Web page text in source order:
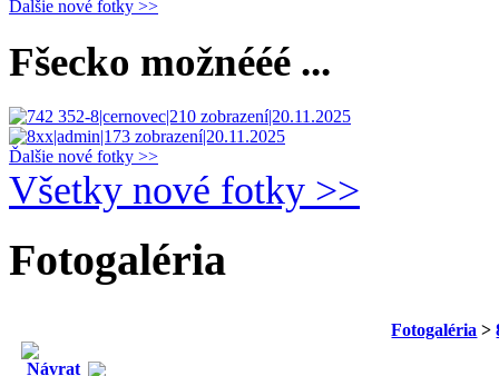
Ďalšie nové fotky >>
Fšecko možnééé ...
Ďalšie nové fotky >>
Všetky nové fotky >>
Fotogaléria
Fotogaléria >